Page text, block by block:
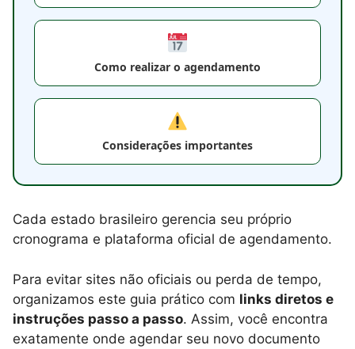
Como realizar o agendamento
Considerações importantes
Cada estado brasileiro gerencia seu próprio
cronograma e plataforma oficial de agendamento.
Para evitar sites não oficiais ou perda de tempo,
organizamos este guia prático com links diretos e
instruções passo a passo. Assim, você encontra
exatamente onde agendar seu novo documento